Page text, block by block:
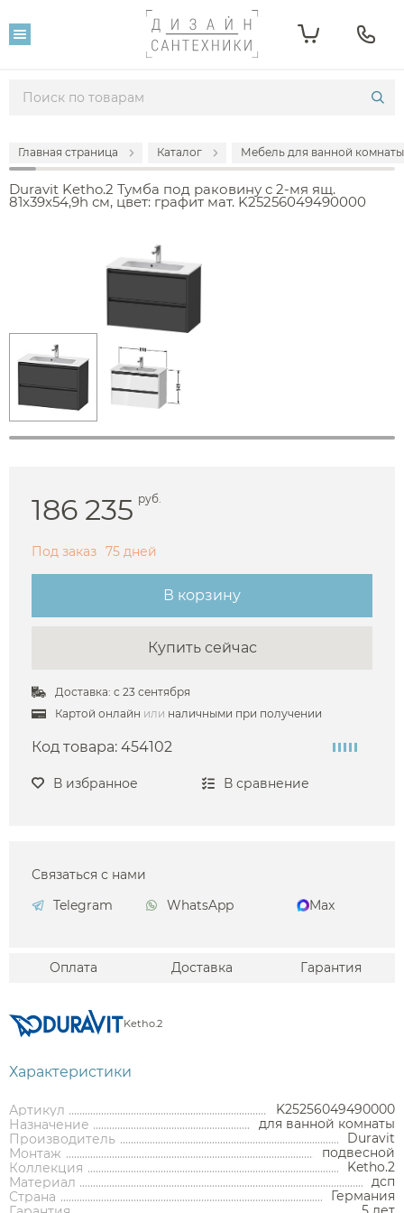
Главная страница Каталог Мебель для ванной комнаты
Duravit Ketho.2 Тумба под раковину с 2-мя ящ.
81x39x54,9h см, цвет: графит мат. K25256049490000
186 235 руб.
Под заказ 75 дней
В корзину
Купить сейчас
Доставка: с 23 сентября
Картой онлайн или наличными при получении
Код товара: 454102
В избранное В сравнение
Связаться с нами
Telegram
WhatsApp Max
Оплата Доставка Гарантия
Ketho.2
Характеристики
Артикул
K25256049490000
Назначение
для ванной комнаты
Производитель
Duravit
Монтаж
подвесной
Коллекция
Ketho.2
Материал
дсп
Страна
Германия